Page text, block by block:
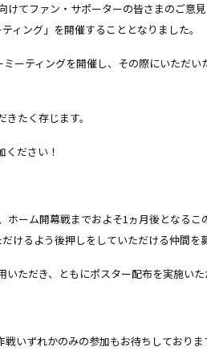
てファン・サポーターの皆さまのご意
ィング」を開催することとなりました。
ーティングを開催し、その際にいただ
たく存じます。
ださい！
ホーム開幕戦までおよそ1ヵ月後となる
けるよう後押しをしていただける仲間を
ただき、ともにポスター配布を実施いた
いずれかのみの参加もお待ちしておりま